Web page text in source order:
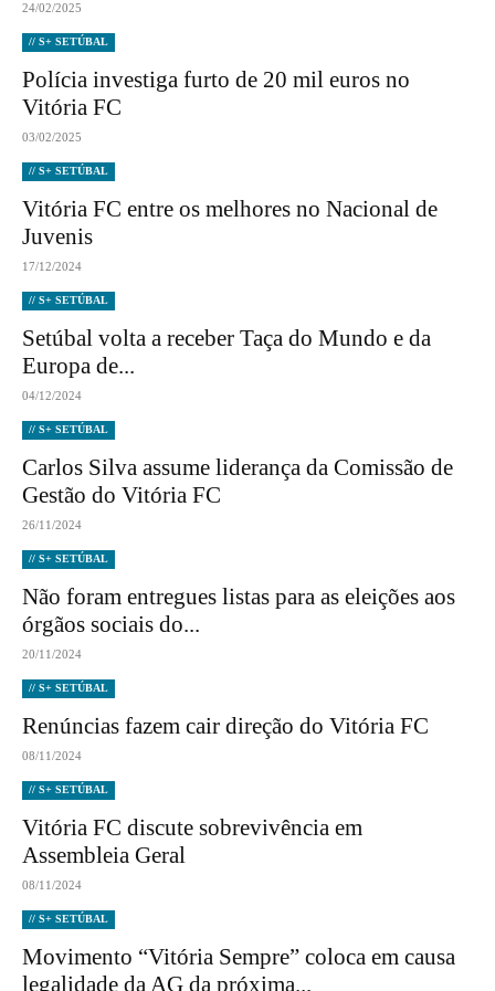
24/02/2025
// S+ SETÚBAL
Polícia investiga furto de 20 mil euros no
Vitória FC
03/02/2025
// S+ SETÚBAL
Vitória FC entre os melhores no Nacional de
Juvenis
17/12/2024
// S+ SETÚBAL
Setúbal volta a receber Taça do Mundo e da
Europa de...
04/12/2024
// S+ SETÚBAL
Carlos Silva assume liderança da Comissão de
Gestão do Vitória FC
26/11/2024
// S+ SETÚBAL
Não foram entregues listas para as eleições aos
órgãos sociais do...
20/11/2024
// S+ SETÚBAL
Renúncias fazem cair direção do Vitória FC
08/11/2024
// S+ SETÚBAL
Vitória FC discute sobrevivência em
Assembleia Geral
08/11/2024
// S+ SETÚBAL
Movimento “Vitória Sempre” coloca em causa
legalidade da AG da próxima...